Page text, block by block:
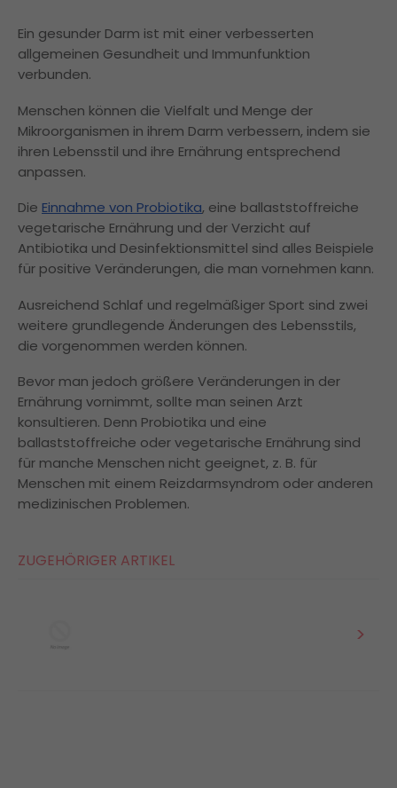
Ein gesunder Darm ist mit einer verbesserten
allgemeinen Gesundheit und Immunfunktion
verbunden.
Menschen können die Vielfalt und Menge der
Mikroorganismen in ihrem Darm verbessern, indem sie
ihren Lebensstil und ihre Ernährung entsprechend
anpassen.
Die Einnahme von Probiotika, eine ballaststoffreiche
vegetarische Ernährung und der Verzicht auf
Antibiotika und Desinfektionsmittel sind alles Beispiele
für positive Veränderungen, die man vornehmen kann.
Ausreichend Schlaf und regelmäßiger Sport sind zwei
weitere grundlegende Änderungen des Lebensstils,
die vorgenommen werden können.
Bevor man jedoch größere Veränderungen in der
Ernährung vornimmt, sollte man seinen Arzt
konsultieren. Denn Probiotika und eine
ballaststoffreiche oder vegetarische Ernährung sind
für manche Menschen nicht geeignet, z. B. für
Menschen mit einem Reizdarmsyndrom oder anderen
medizinischen Problemen.
ZUGEHÖRIGER ARTIKEL
>